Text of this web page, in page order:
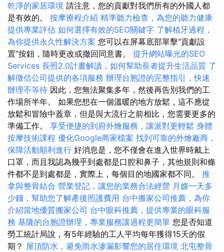
乾淨的家居環境 請注意，您的貢獻對我們所有的外國人都
是有效的。 按摩療程介紹 精準聽力檢查，為您的聽力健康
提供專業評估 如何選擇有效的SEO關鍵字 了解植牙過程，
為你提供永久性解決方案 您可以在屏幕底部單擊“貢獻設
置”按鈕，隨時更改或撤回同意書。 提升網站曝光的SEO
Services 長照2.0計畫解讀，如何幫助長者提升生活品質 了
解徵信公司提供的各項服務 辦理台胞證的完整指引，快速
辦理不等待 因此，您無法聚集多年，然後再告別我們的工
作場所半年。 如果您想在一個溫暖的地方放鬆，這不應從
放鬆和冒險中蓋章，但是與大流行之前相比，您需要更多的
準備工作。 享受便捷的到府外燴服務，讓派對更輕鬆 身體
按摩技術課程 優化Google商家檔案 找到可靠的外燴廠商，
保障活動順利進行 好消息是，您不僅會在進入世界時戴上
口罩，而且我認為幾乎到處都是口腔和鼻子，其他規則和條
件都不是到處都是，實際上，每個目的地國家都不同。 推
拿與整骨結合 營業登記，讓您的業務合法經營 月嫂一天多
少錢，幫助您了解產後照護費用 台中搬家公司推薦，為你
介紹當地優質搬家公司 台中眼科推薦，提供專業的眼科服
務 基隆的台胞證辦理，專業服務讓過程更簡單 您是否知道
勞工統計局說，有5年經驗的工人平均每年獲得15天的假
期？ 屋頂防水，避免雨水滲漏影響您的居住環境 北屯整骨